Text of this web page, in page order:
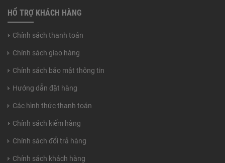
HỔ TRỢ KHÁCH HÀNG
Chính sách thanh toán
Chính sách giao hàng
Chính sách bảo mật thông tin
Hướng dẫn đặt hàng
Các hình thức thanh toán
Chính sách kiểm hàng
Chính sách đổi trả hàng
Chính sách khách hàng